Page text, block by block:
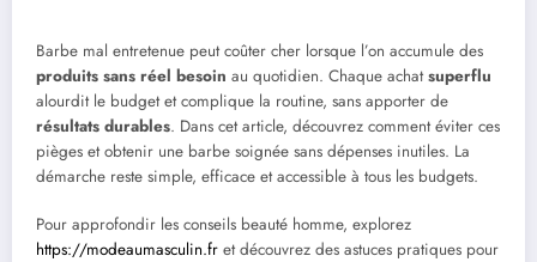
Barbe mal entretenue peut coûter cher lorsque l’on accumule des
produits sans réel besoin au quotidien. Chaque achatsuperflu
alourdit le budget et complique la routine, sans apporter de
résultats durables. Dans cet article, découvrez comment éviter ces
pièges et obtenir une barbe soignée sans dépenses inutiles. La
démarche reste simple, efficace et accessible à tous les budgets.
Pour approfondir les conseils beauté homme, explorez
https://modeaumasculin.fr et découvrez des astuces pratiques pour